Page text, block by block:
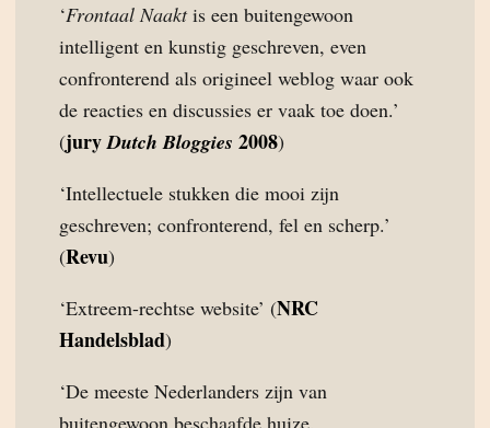
‘Frontaal Naaktis een buitengewoon
intelligent en kunstig geschreven, even
confronterend als origineel weblog waar ook
de reacties en discussies er vaak toe doen.’
(juryDutch Bloggies 2008)
‘Intellectuele stukken die mooi zijn
geschreven; confronterend, fel en scherp.’
(Revu)
‘Extreem-rechtse website’ (NRC
Handelsblad)
‘De meeste Nederlanders zijn van
buitengewoon beschaafde huize,